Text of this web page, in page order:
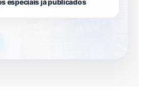
especiais já publicados